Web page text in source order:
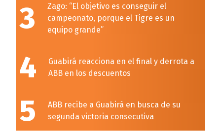
3
Zago: “El objetivo es conseguir el
campeonato, porque el Tigre es un
equipo grande”
4
Guabirá reacciona en el final y derrota a
ABB en los descuentos
5
ABB recibe a Guabirá en busca de su
segunda victoria consecutiva